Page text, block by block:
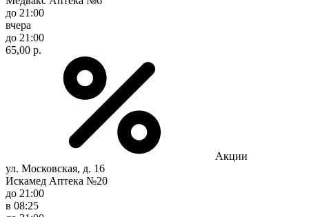
до 21:00
вчера
до 21:00
65,00 р.
Акции
ул. Московская, д. 16
Искамед Аптека №20
до 21:00
в 08:25